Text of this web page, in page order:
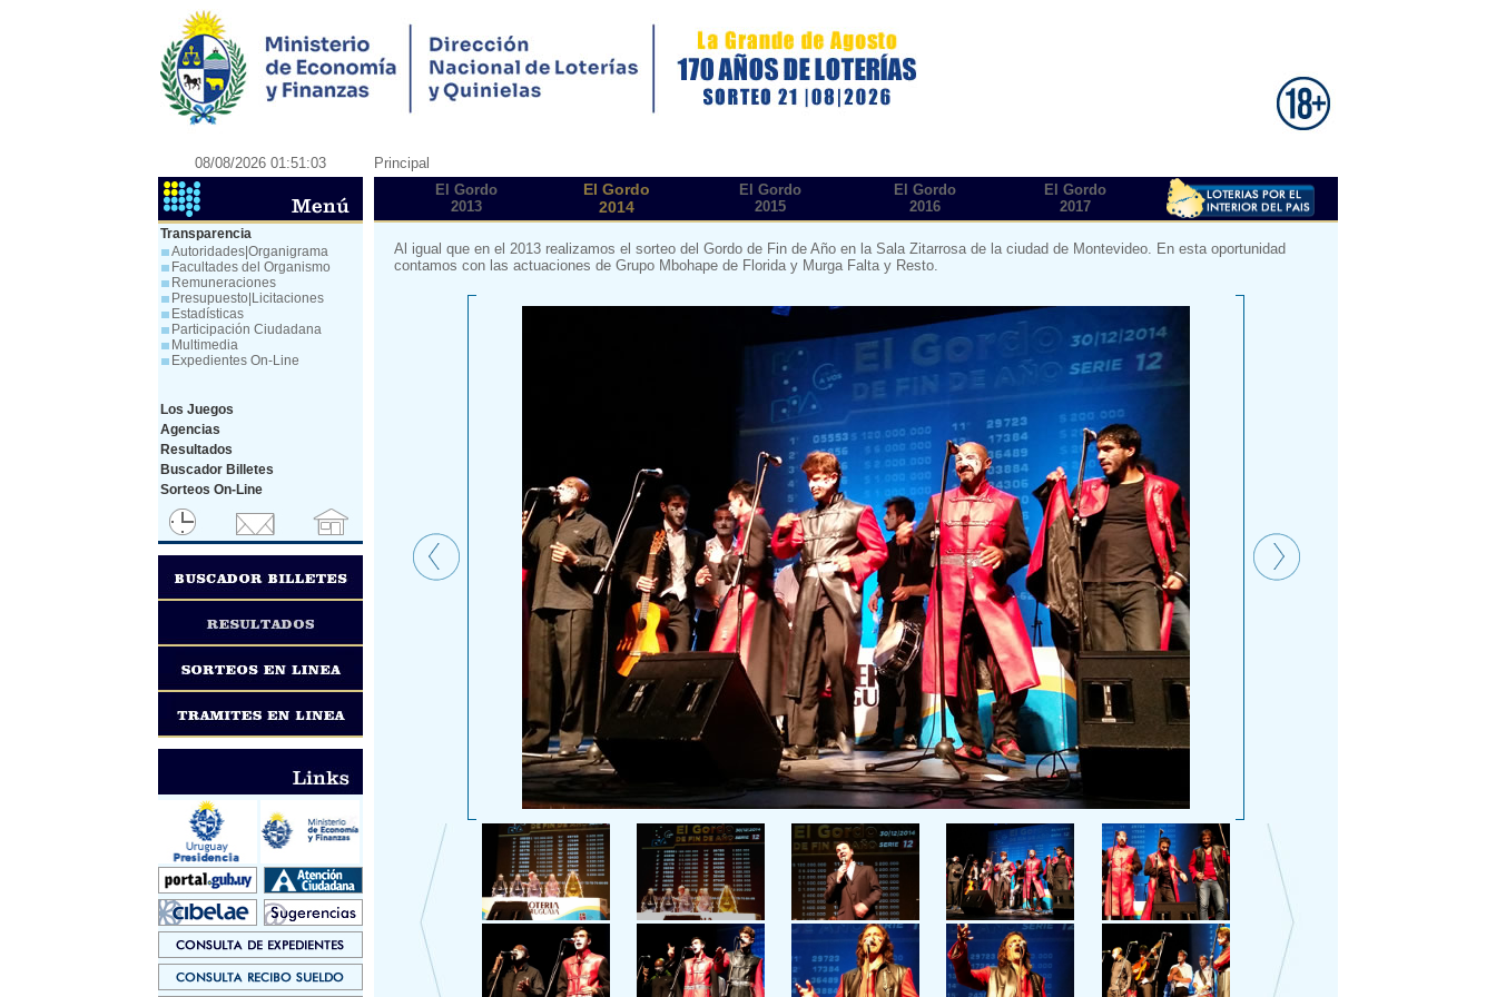
08/08/2026 01:51:03 Principal
Transparencia
Autoridades|Organigrama
Facultades del Organismo
Remuneraciones
Presupuesto|Licitaciones
Estadísticas
Participación Ciudadana
Multimedia
Expedientes On-Line
Los Juegos
Agencias
Resultados
Buscador Billetes
Sorteos On-Line
El Gordo
2013
El Gordo
2014
El Gordo
2015
El Gordo
2016
El Gordo
2017
Al igual que en el 2013 realizamos el sorteo del Gordo de Fin de Año en la Sala Zitarrosa de la ciudad de Montevideo. En esta oportunidad
contamos con las actuaciones de Grupo Mbohape de Florida y Murga Falta y Resto.